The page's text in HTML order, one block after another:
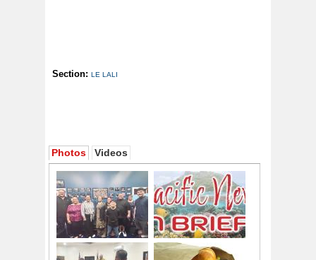
Section: LE LALI
Photos Videos